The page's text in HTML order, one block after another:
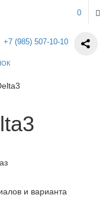
0
+7 (985) 507-10-10
и варианта